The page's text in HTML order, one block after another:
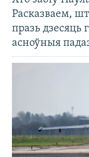
Расказваем,
празь дзесяць
асноўныя